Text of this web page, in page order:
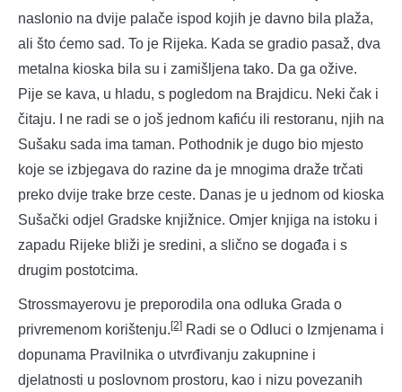
naslonio na dvije palače ispod kojih je davno bila plaža,
ali što ćemo sad. To je Rijeka. Kada se gradio pasaž, dva
metalna kioska bila su i zamišljena tako. Da ga ožive.
Pije se kava, u hladu, s pogledom na Brajdicu. Neki čak i
čitaju. I ne radi se o još jednom kafiću ili restoranu, njih na
Sušaku sada ima taman. Pothodnik je dugo bio mjesto
koje se izbjegava do razine da je mnogima draže trčati
preko dvije trake brze ceste. Danas je u jednom od kioska
Sušački odjel Gradske knjižnice. Omjer knjiga na istoku i
zapadu Rijeke bliži je sredini, a slično se događa i s
drugim postotcima.
Strossmayerovu je preporodila ona odluka Grada o
privremenom korištenju. [2] Radi se o Odluci o Izmjenama i
dopunama Pravilnika o utvrđivanju zakupnine i
djelatnosti u poslovnom prostoru, kao i nizu povezanih